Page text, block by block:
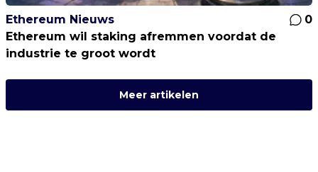
Ethereum Nieuws
0
Ethereum wil staking afremmen voordat de
industrie te groot wordt
Meer artikelen